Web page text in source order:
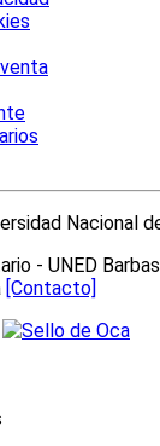
- UNED
[Contacto]